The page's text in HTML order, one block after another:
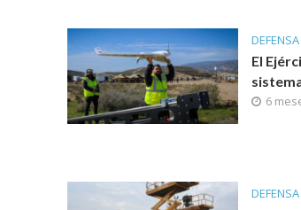
DEFENSA
El
6
DEFENSA